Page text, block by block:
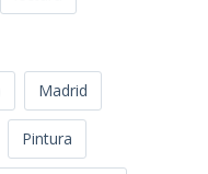
Madrid
Pintura